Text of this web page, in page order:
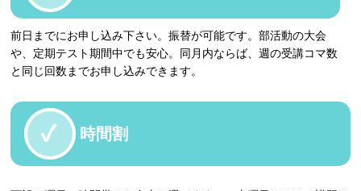
前日までにお申し込み下さい。振替が可能です。部活動の大会
や、定期テスト期間中でも安心。同月内ならば、週の受講コマ数
と同じ回数までお申し込みできます。
時間割